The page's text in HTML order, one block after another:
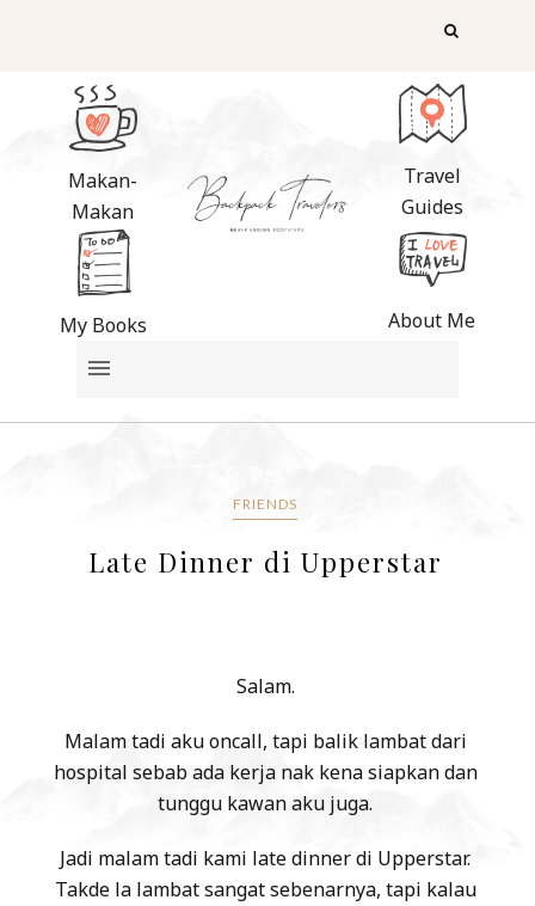
Makan-
Makan
My Books
Travel
Guides
About Me
FRIENDS
Late Dinner di Upperstar
Salam.
Malam tadi aku oncall, tapi balik lambat dari
hospital sebab ada kerja nak kena siapkan dan
tunggu kawan aku juga.
Jadi malam tadi kami late dinner di Upperstar.
Takde la lambat sangat sebenarnya, tapi kalau